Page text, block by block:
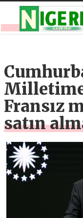
Fransız
satın